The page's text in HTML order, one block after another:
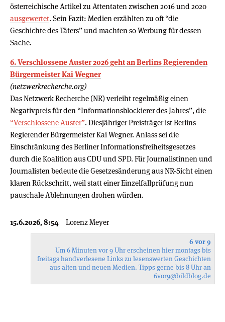
österreichische Artikel zu Attentaten zwischen 2016 und 2020
ausgewertet. Sein Fazit: Medien erzählten zu oft “die
Geschichte des Täters” und machten so Werbung für dessen
Sache.
6. Verschlossene Auster 2026 geht an Berlins Regierenden
Bürgermeister Kai Wegner
(netzwerkrecherche.org)
Das Netzwerk Recherche (NR) verleiht regelmäßig einen
Negativpreis für den “Informationsblockierer des Jahres”, die
“Verschlossene Auster”. Diesjähriger Preisträger ist Berlins
Regierender Bürgermeister Kai Wegner. Anlass sei die
Einschränkung des Berliner Informationsfreiheitsgesetzes
durch die Koalition aus CDU und SPD. Für Journalistinnen und
Journalisten bedeute die Gesetzesänderung aus NR-Sicht einen
klaren Rückschritt, weil statt einer Einzelfallprüfung nun
pauschale Ablehnungen drohen würden.
15.6.2026, 8:54 Lorenz Meyer
6 vor 9
Um 6 Minuten vor 9 Uhr erscheinen hier montags bis
freitags handverlesene Links zu lesenswerten Geschichten
aus alten und neuen Medien. Tipps gerne bis 8 Uhr an
6vor9@bildblog.de